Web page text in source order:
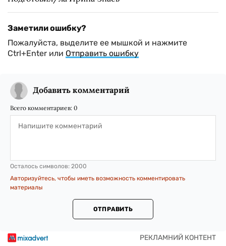
Заметили ошибку?
Пожалуйста, выделите ее мышкой и нажмите
Ctrl+Enter или Отправить ошибку
Добавить комментарий
Всего комментариев: 0
Осталось символов: 2000
Авторизуйтесь, чтобы иметь возможность комментировать
материалы
ОТПРАВИТЬ